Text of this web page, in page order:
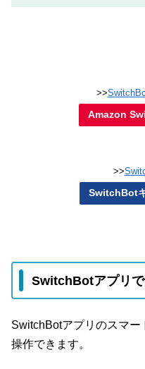
>>
Amazon
>>
SwitchBot
SwitchBotアプリ
SwitchBotアプリのスマ
操作できます。